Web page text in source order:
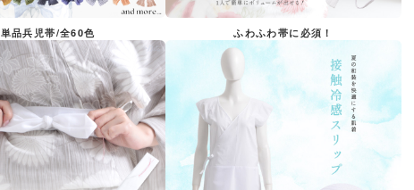
単品兵児帯/全60色 ふわふわ帯に必須！